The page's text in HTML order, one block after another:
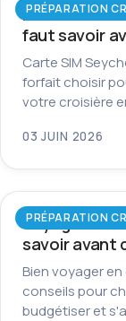
PRÉPARATION
Internet et
faut savoir
Carte SIM
forfait choisir
votre croisière
03 JUIN 2026
PRÉPARATION
Voyager en
savoir avant
Bien voyager
conseils pour
budgétiser et